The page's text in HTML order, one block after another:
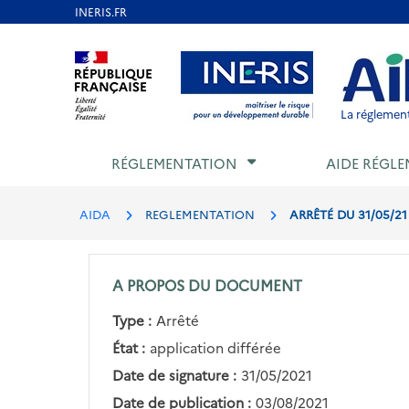
Aller au contenu Aller au menu Aller au
La
RÉGLEMENTATION AIDE
AIDA REGLEMENTATION ARRÊTÉ DU 31/05/
A PROPOS DU DOCUMENT
Type : Arrêté
État : application différée
Date de signature : 31/05/2021
Date de publication : 03/08/2021